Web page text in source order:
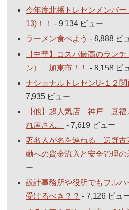
今年度北播トレセンメンバ
13)！！
- 9,134 ビュー
ラーメン食べよう - 8,888 ビ
【中華】コスパ最高のラン
ン） 加東市！！
- 8,158 ビ
ナショナルトレセンU-１２関
7,935 ビュー
【他】超人気店 神戸 豆福
れ屋さん。
- 7,619 ビュー
著名人が名を連ねる「辺野
動への資金流入と安全管理の
ー
設計事務所や役所でもフル
受けるべき？？ - 7,126 ビュ